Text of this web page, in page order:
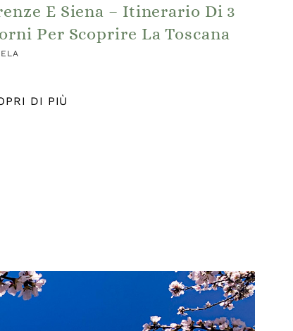
E Siena – Itinerario Di 3
Per Scoprire La Toscana
DI PIÙ